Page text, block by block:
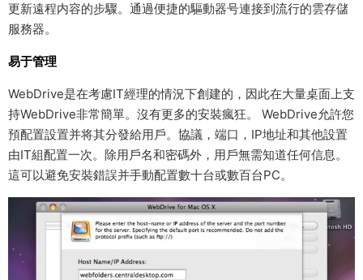
更新遠程内容的步驟。通過便捷的驅動器号連接到流行的雲存儲
服務器。
易于管理
WebDrive是在考慮IT經理的情況下創建的，因此在大量桌面上支
持WebDrive非常簡單。沒有更多的安裝瘋狂。 WebDrive允許您
預配置設置并将其分發給用戶。協議，端口，IP地址和其他設置
由IT組配置一次。除用戶名和密碼外，用戶無需知道任何信息。
這可以避免安裝錯誤并手動配置數十台或數百台PC。